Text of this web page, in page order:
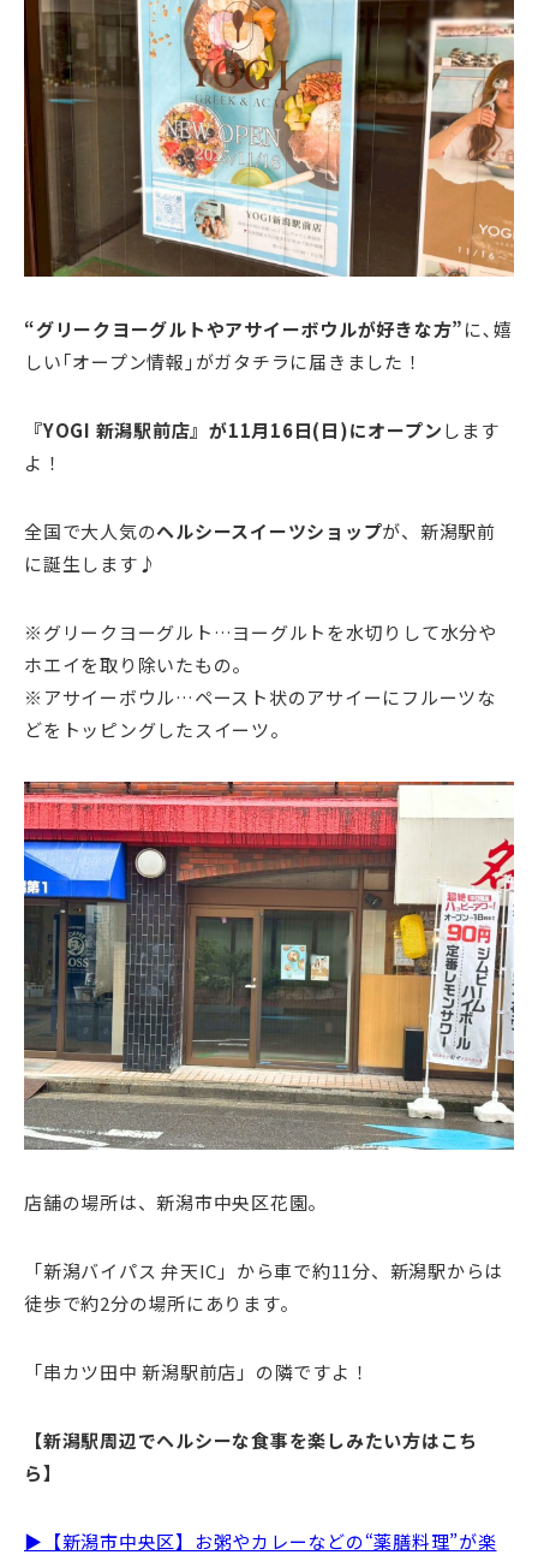
“グリークヨーグルトやアサイーボウルが好きな方”に､嬉
しい｢オープン情報｣がガタチラに届きました！
『YOGI 新潟駅前店』が11月16日(日)にオープンします
よ！
全国で大人気のヘルシースイーツショップが、新潟駅前
に誕生します♪
※グリークヨーグルト…ヨーグルトを水切りして水分や
ホエイを取り除いたもの。
※アサイーボウル…ペースト状のアサイーにフルーツな
どをトッピングしたスイーツ。
店舗の場所は、新潟市中央区花園。
「新潟バイパス 弁天IC」から車で約11分、新潟駅からは
徒歩で約2分の場所にあります。
「串カツ田中 新潟駅前店」の隣ですよ！
【新潟駅周辺でヘルシーな食事を楽しみたい方はこち
ら】
▶【新潟市中央区】お粥やカレーなどの“薬膳料理”が楽